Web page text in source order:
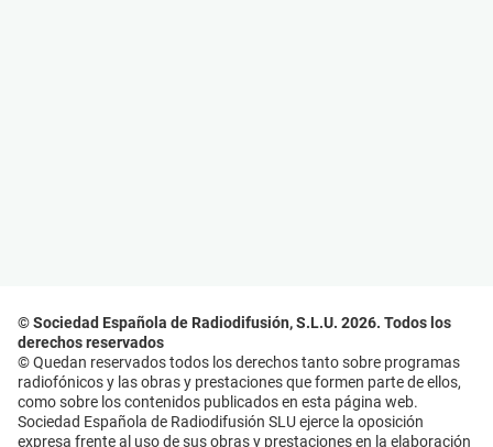
© Sociedad Española de Radiodifusión, S.L.U. 2026. Todos los
derechos reservados
© Quedan reservados todos los derechos tanto sobre programas
radiofónicos y las obras y prestaciones que formen parte de ellos,
como sobre los contenidos publicados en esta página web.
Sociedad Española de Radiodifusión SLU ejerce la oposición
expresa frente al uso de sus obras y prestaciones en la elaboración